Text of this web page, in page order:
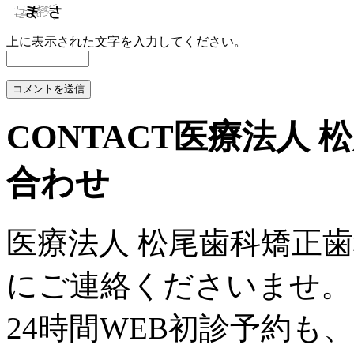
上に表示された文字を入力してください。
CONTACT医療法人
合わせ
医療法人 松尾歯科矯正
にご連絡くださいませ。
24時間WEB初診予約も